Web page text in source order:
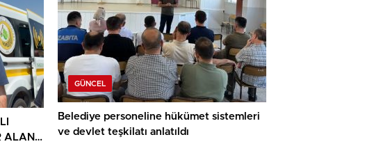
ALAN
GÜNCEL
Belediye personeline hükümet sistemleri
ve devlet teşkilatı anlatıldı